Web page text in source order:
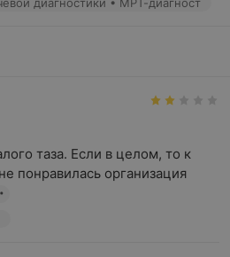
водителя ритма
в глазное яблоко,
удаление
из глаза, перед МРТ делается
что остаточных частиц
металлических предметов в
после ранения и т.п.
(железосодержащих и
таза. Если в целом, то к
понравилась организация